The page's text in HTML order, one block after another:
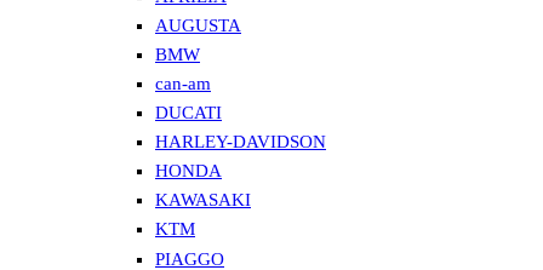
AUGUSTA
BMW
can-am
DUCATI
HARLEY-DAVIDSON
HONDA
KAWASAKI
KTM
PIAGGO